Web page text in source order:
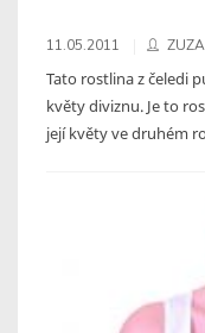
11.05.2011
Tato rostlina z čeledi
květy diviznu. Je to
její květy ve druhém